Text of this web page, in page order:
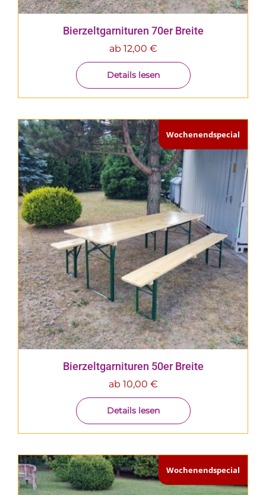
Bierzeltgarnituren 70er Breite
ab 12,00 €
Details lesen
Wochenendspecial
Bierzeltgarnituren 50er Breite
ab 10,00 €
Details lesen
Wochenendspecial